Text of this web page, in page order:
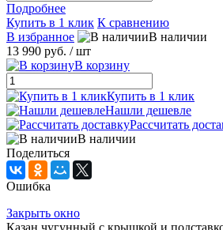
Подробнее
Купить в 1 клик К сравнению
В избранное
В наличии
13 990 руб. / шт
В корзину
Купить в 1 клик
Нашли дешевле
Рассчитать
В наличии
Поделиться
Ошибка
Закрыть окно
Казан чугунный с крышкой и